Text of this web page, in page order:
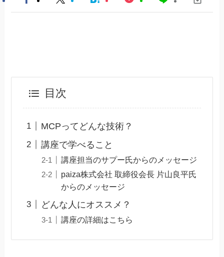
目次
MCPってどんな技術？
講座で学べること
講座担当のサプー氏からのメッセージ
paiza株式会社 取締役会長 片山良平氏
からのメッセージ
どんな人にオススメ？
講座の詳細はこちら